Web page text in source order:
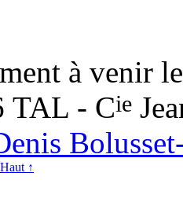
à venir
TAL - Cie
Haut ↑